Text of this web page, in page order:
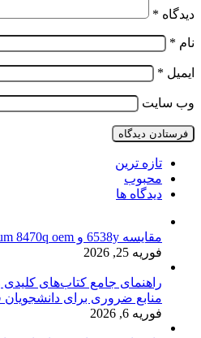
دیدگاه *
نام *
ایمیل *
وب‌ سایت
تازه ترین
محبوب
دیدگاه ها
مقایسه 6538y و intel xeon platinum 8470q oem
فوریه 25, 2026
راهنمای جامع کتاب‌های
منابع ضروری برای
فوریه 6, 2026